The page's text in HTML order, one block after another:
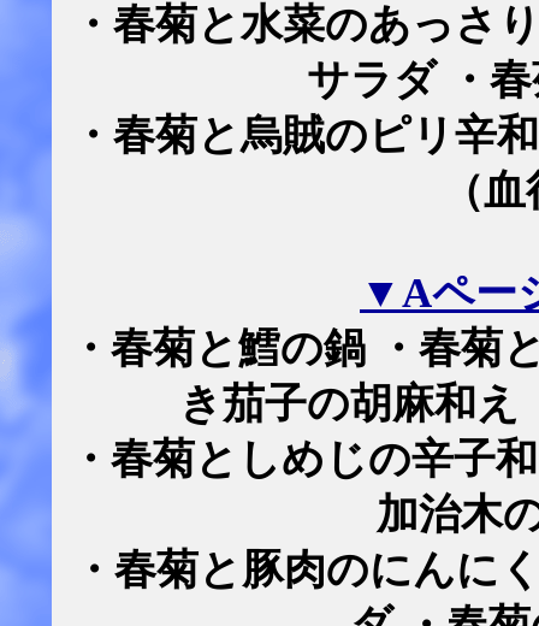
・春菊と水菜のあっさ
サラダ ・
・春菊と烏賊のピリ辛
（
▼Aペー
・春菊と鱈の鍋 ・春菊
き茄子の胡麻和
・春菊としめじの辛子
加治木
・春菊と豚肉のにんに